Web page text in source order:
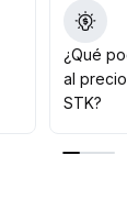
de x
una
hasta
el
podría
el riesgo.
¿Qué
al
STK?